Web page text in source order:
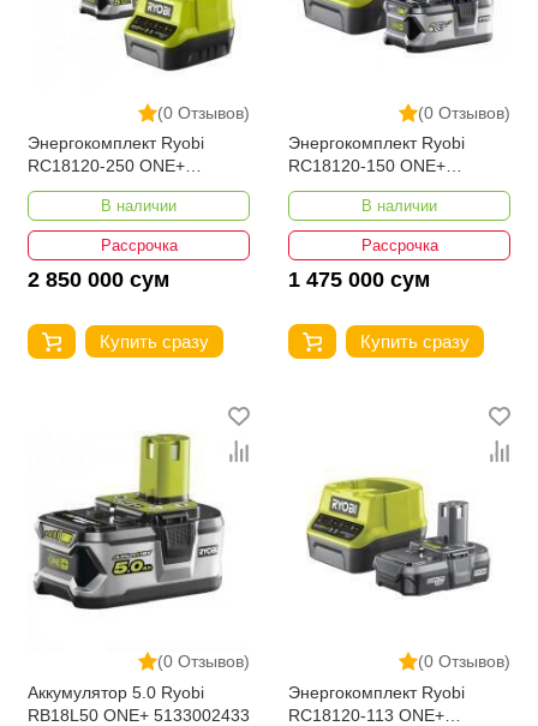
(0 Отзывов)
Энергокомплект Ryobi
RC18120-250 ONE+
5133003364
В наличии
Рассрочка
2 850 000 сум
Купить сразу
(0 Отзывов)
Энергокомплект Ryobi
RC18120-150 ONE+
5133003366
В наличии
Рассрочка
1 475 000 сум
Купить сразу
(0 Отзывов)
Аккумулятор 5.0 Ryobi
RB18L50 ONE+ 5133002433
(0 Отзывов)
Энергокомплект Ryobi
RC18120-113 ONE+